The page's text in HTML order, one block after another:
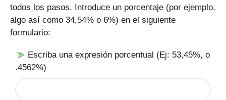
todos los pasos. Introduce un porcentaje (por ejemplo,
algo así como 34,54% o 6%) en el siguiente
formulario:
Escriba una expresión porcentual (Ej: 53,45%, o
.4562%)